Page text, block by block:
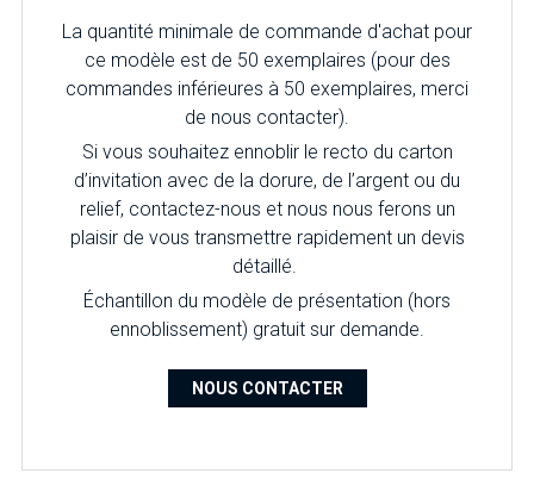
La quantité minimale de commande d'achat pour
ce modèle est de 50 exemplaires (pour des
commandes inférieures à 50 exemplaires, merci
de nous contacter).
Si vous souhaitez ennoblir le recto du carton
d’invitation avec de la dorure, de l’argent ou du
relief, contactez-nous et nous nous ferons un
plaisir de vous transmettre rapidement un devis
détaillé.
Échantillon du modèle de présentation (hors
ennoblissement) gratuit sur demande.
NOUS CONTACTER